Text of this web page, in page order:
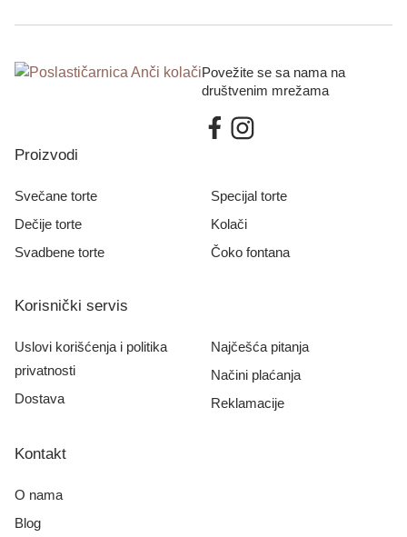
Povežite se sa nama na
društvenim mrežama
Proizvodi
Svečane torte
Dečije torte
Svadbene torte
Specijal torte
Kolači
Čoko fontana
Korisnički servis
Uslovi korišćenja i politika
privatnosti
Dostava
Najčešća pitanja
Načini plaćanja
Reklamacije
Kontakt
O nama
Blog